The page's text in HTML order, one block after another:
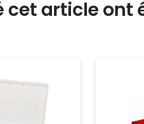
cet article ont